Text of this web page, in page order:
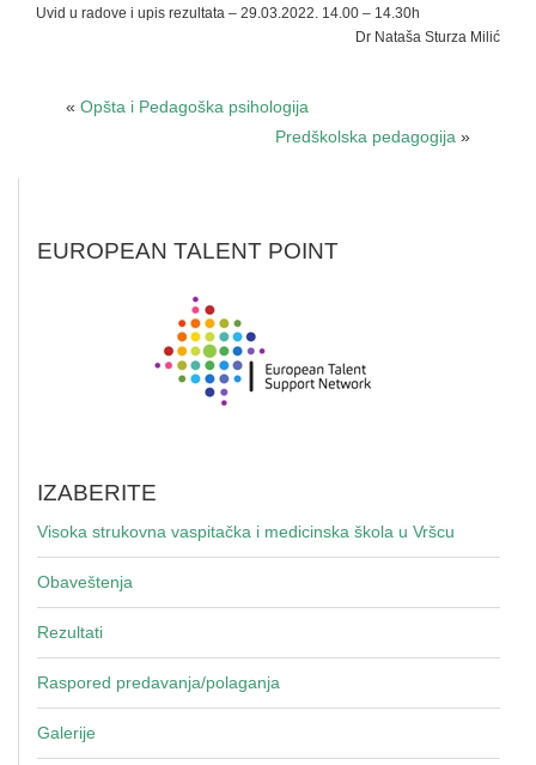
Uvid u radove i upis rezultata – 29.03.2022. 14.00 – 14.30h
Dr Nataša Sturza Milić
« Opšta i Pedagoška psihologija
Predškolska pedagogija »
EUROPEAN TALENT POINT
IZABERITE
Visoka strukovna vaspitačka i medicinska škola u Vršcu
Obaveštenja
Rezultati
Raspored predavanja/polaganja
Galerije